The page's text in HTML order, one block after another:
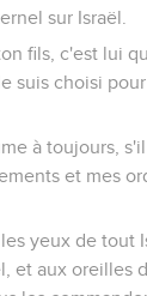
sur Israël.
fils, c'est lui
suis choisi
à toujours,
et mes
yeux de tout
et aux oreilles